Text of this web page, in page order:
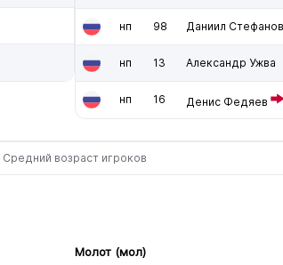
нп 98 Даниил Стефанов
нп 13 Александр Ужва
нп 16 Денис Федяев
Средний возраст игроков
Молот (мол)